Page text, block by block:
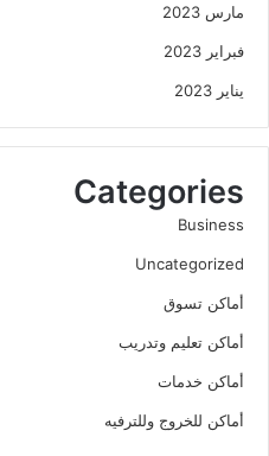
مارس 2023
فبراير 2023
يناير 2023
Categories
Business
Uncategorized
أماكن تسوق
أماكن تعليم وتدريب
أماكن خدمات
أماكن للخروج وللترفيه